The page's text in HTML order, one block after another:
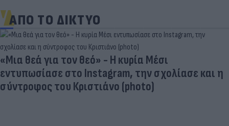
ΑΠΟ ΤΟ ΔΙΚΤΥΟ
«Μια θεά για τον θεό» - Η κυρία Μέσι
εντυπωσίασε στο Instagram, την σχολίασε και η
σύντροφος του Κριστιάνο (photo)